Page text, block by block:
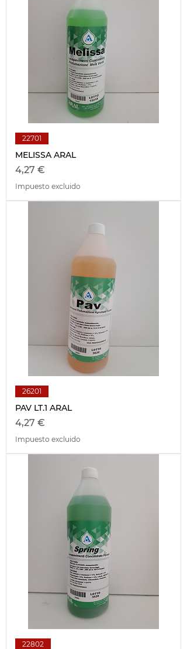
22701
MELISSA ARAL
Precio
4,27 €
Impuesto excluido
26201
PAV LT.1 ARAL
Precio
4,27 €
Impuesto excluido
22802